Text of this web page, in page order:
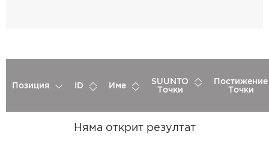
Позиция ID Име
SUUNTO
Точки
Постижение
Точки
Няма открит резултат